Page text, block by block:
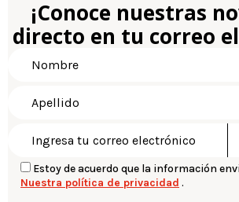
¡Conoce nuestras
directo en tu correo
Estoy de acuerdo que la información
Nuestra política de privacidad .